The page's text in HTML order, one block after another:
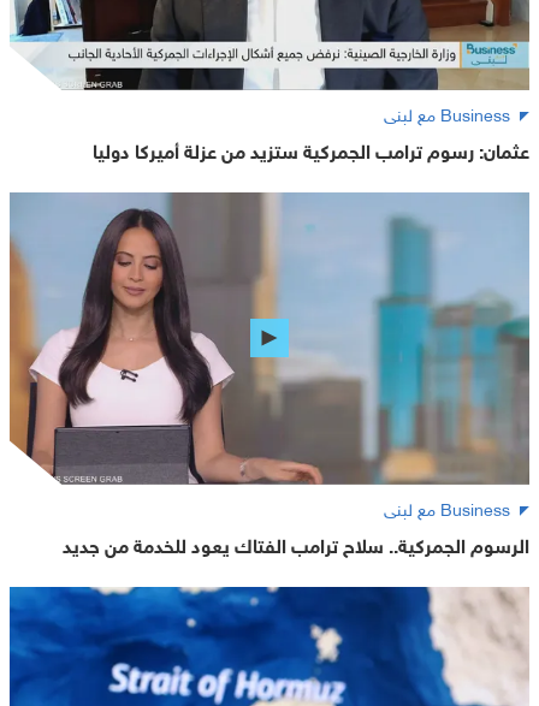
Business مع لبنى
عثمان: رسوم ترامب الجمركية ستزيد من عزلة أميركا دوليا
Business مع لبنى
الرسوم الجمركية.. سلاح ترامب الفتاك يعود للخدمة من جديد